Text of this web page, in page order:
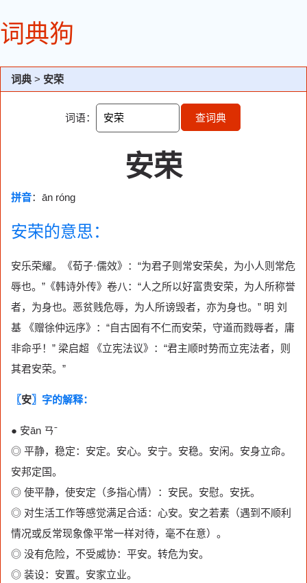
词典狗
词典 > 安荣
词语： 查词典
安荣
拼音：ān róng
安荣的意思：
安乐荣耀。《荀子·儒效》：“为君子则常安荣矣，为小人则常危
辱也。”《韩诗外传》卷八：“人之所以好富贵安荣，为人所称誉
者，为身也。恶贫贱危辱，为人所谤毁者，亦为身也。” 明 刘
基 《赠徐仲远序》：“自古固有不仁而安荣，守道而戮辱者，庸
非命乎！” 梁启超 《立宪法议》：“君主顺时势而立宪法者，则
其君安荣。”
〖安〗字的解释：
● 安ān ㄢˉ
◎ 平静，稳定：安定。安心。安宁。安稳。安闲。安身立命。
安邦定国。
◎ 使平静，使安定（多指心情）：安民。安慰。安抚。
◎ 对生活工作等感觉满足合适：心安。安之若素（遇到不顺利
情况或反常现象像平常一样对待，毫不在意）。
◎ 没有危险，不受威协：平安。转危为安。
◎ 装设：安置。安家立业。